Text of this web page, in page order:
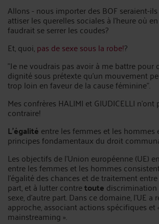
Allons - nous importer des BOF seraient-
attiser les querelles sociales à l'heure où
faudrait se serrer les coudes?
Et, quoi,pas de sexe sous la robe!?
"Je ne voudrais pas avoir à me battre pour
dignité sous prétexte qu'un mouvement
trop loin en faveur de la cause féminine".
Mes confrères HALIMI et GIUDICELLI
contraire!
L'égalité entre les femmes et les hommes
principes fondamentaux du droit
Les objectifs de l'Union européenne (UE)
entre les femmes et les hommes
l'égalité des chances et de traitement
part, et à lutter contretoute
sexe, d'autre part. Dans ce domaine, l'UE
approche, associant actions spécifiques et
mainstreaming ».